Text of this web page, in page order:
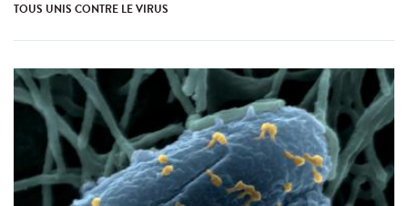
TOUS UNIS CONTRE LE VIRUS